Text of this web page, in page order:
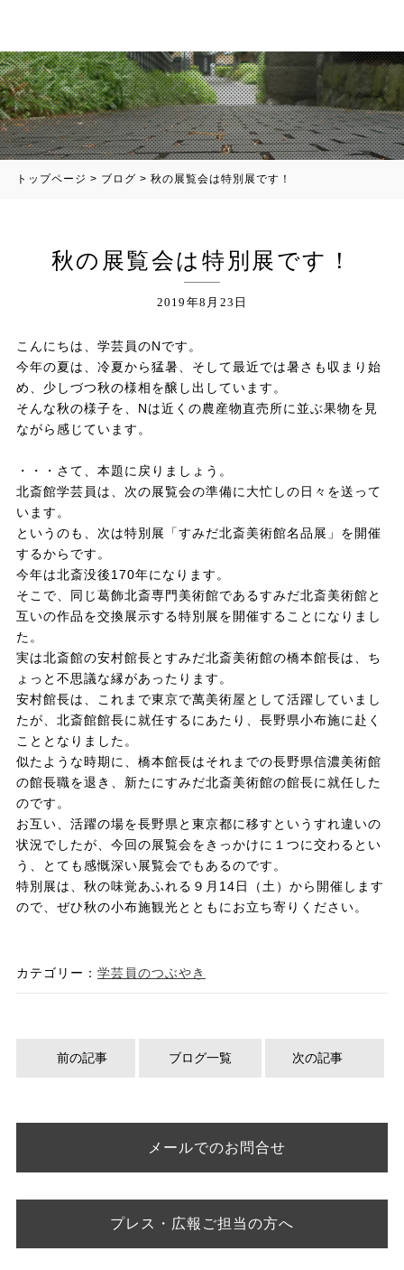
トップページ > ブログ > 秋の展覧会は特別展です！
秋の展覧会は特別展です！
2019年8月23日
こんにちは、学芸員のNです。
今年の夏は、冷夏から猛暑、そして最近では暑さも収まり始
め、少しづつ秋の様相を醸し出しています。
そんな秋の様子を、Nは近くの農産物直売所に並ぶ果物を見
ながら感じています。
・・・さて、本題に戻りましょう。
北斎館学芸員は、次の展覧会の準備に大忙しの日々を送って
います。
というのも、次は特別展「すみだ北斎美術館名品展」を開催
するからです。
今年は北斎没後170年になります。
そこで、同じ葛飾北斎専門美術館であるすみだ北斎美術館と
互いの作品を交換展示する特別展を開催することになりまし
た。
実は北斎館の安村館長とすみだ北斎美術館の橋本館長は、ち
ょっと不思議な縁があったります。
安村館長は、これまで東京で萬美術屋として活躍していまし
たが、北斎館館長に就任するにあたり、長野県小布施に赴く
こととなりました。
似たような時期に、橋本館長はそれまでの長野県信濃美術館
の館長職を退き、新たにすみだ北斎美術館の館長に就任した
のです。
お互い、活躍の場を長野県と東京都に移すというすれ違いの
状況でしたが、今回の展覧会をきっかけに１つに交わるとい
う、とても感慨深い展覧会でもあるのです。
特別展は、秋の味覚あふれる９月14日（土）から開催します
ので、ぜひ秋の小布施観光とともにお立ち寄りください。
カテゴリー： 学芸員のつぶやき
前の記事 ブログ一覧 次の記事
メールでのお問合せ
プレス・広報ご担当の方へ